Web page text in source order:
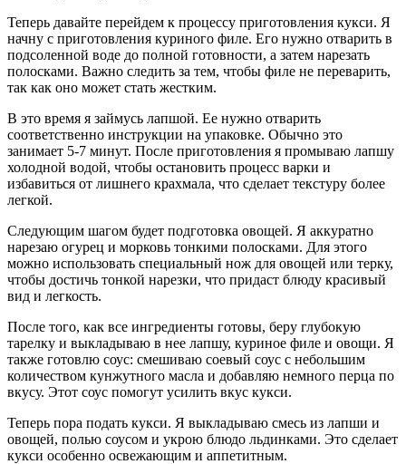
Теперь давайте перейдем к процессу приготовления кукси. Я
начну с приготовления куриного филе. Его нужно отварить в
подсоленной воде до полной готовности, а затем нарезать
полосками. Важно следить за тем, чтобы филе не переварить,
так как оно может стать жестким.
В это время я займусь лапшой. Ее нужно отварить
соответственно инструкции на упаковке. Обычно это
занимает 5-7 минут. После приготовления я промываю лапшу
холодной водой, чтобы остановить процесс варки и
избавиться от лишнего крахмала, что сделает текстуру более
легкой.
Следующим шагом будет подготовка овощей. Я аккуратно
нарезаю огурец и морковь тонкими полосками. Для этого
можно использовать специальный нож для овощей или терку,
чтобы достичь тонкой нарезки, что придаст блюду красивый
вид и легкость.
После того, как все ингредиенты готовы, беру глубокую
тарелку и выкладываю в нее лапшу, куриное филе и овощи. Я
также готовлю соус: смешиваю соевый соус с небольшим
количеством кунжутного масла и добавляю немного перца по
вкусу. Этот соус помогут усилить вкус кукси.
Теперь пора подать кукси. Я выкладываю смесь из лапши и
овощей, полью соусом и укрою блюдо льдинками. Это сделает
кукси особенно освежающим и аппетитным.